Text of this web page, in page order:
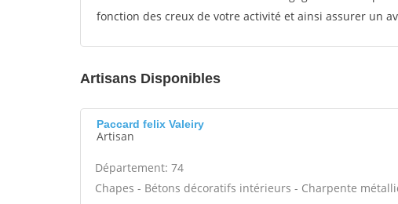
fonction des creux de votre activité et ainsi assurer un
Artisans Disponibles
Paccard felix Valeiry
Artisan
Département: 74
Chapes - Bétons décoratifs intérieurs - Charpente